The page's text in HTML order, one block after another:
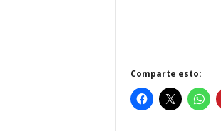
Comparte esto: